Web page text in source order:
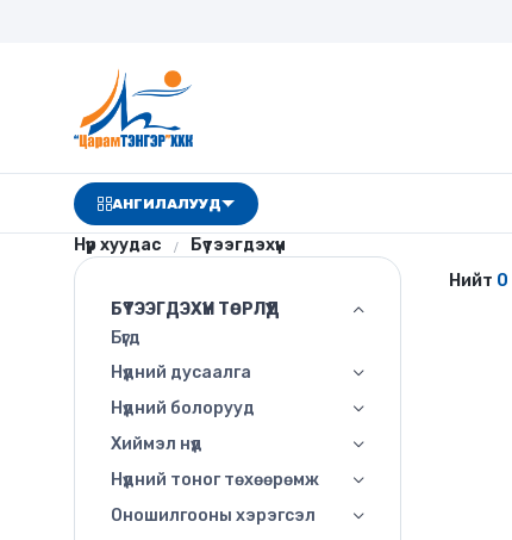
АНГИЛАЛУУД
Нүүр хуудас Бүтээгдэхүүн
БҮТЭЭГДЭХҮҮН ТӨРЛҮҮД
Бүгд
Нүдний дусаалга
Нүдний болорууд
Хиймэл нүд
Нүдний тоног төхөөрөмж
Оношилгооны хэрэгсэл
Нийт 0